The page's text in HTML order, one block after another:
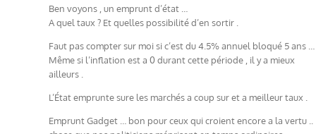
Ben voyons , un emprunt d’état …
A quel taux ? Et quelles possibilité d’en sortir .
Faut pas compter sur moi si c’est du 4.5% annuel bloqué 5 ans …
Même si l’inflation est a 0 durant cette période , il y a mieux
ailleurs .
L’État emprunte sure les marchés a coup sur et a meilleur taux .
Emprunt Gadget … bon pour ceux qui croient encore a la vertu ..